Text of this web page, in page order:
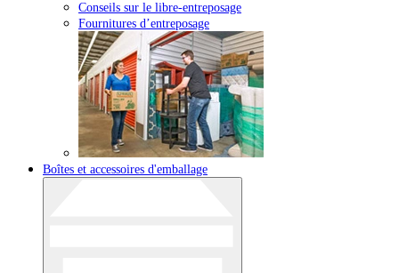
Conseils sur le libre-entreposage
Fournitures d’entreposage
Boîtes et accessoires d'emballage